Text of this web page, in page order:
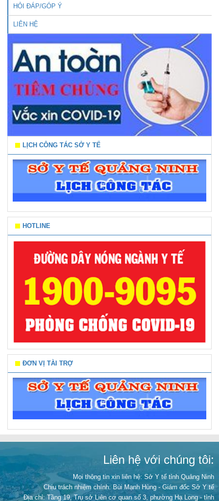
HỎI ĐÁP/GÓP Ý
LIÊN HỆ
LỊCH CÔNG TÁC SỞ Y TẾ
HOTLINE
ĐƠN VỊ TÀI TRỢ
Liên hệ với chúng tôi:
Mọi thông tin xin liên hệ: Sở Y tế tỉnh Quảng Ninh
Chịu trách nhiệm chính: Bùi Mạnh Hùng - Giám đốc Sở Y tế
Địa chỉ: Tầng 19, Trụ sở Liên cơ quan số 3, phường Hạ Long - tỉnh